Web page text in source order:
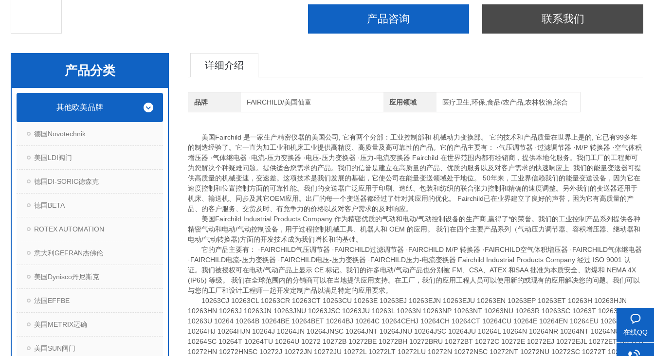
产品咨询 联系我们
产品分类
其他欧美品牌
德国Novotechnik
美国LDI阀门
德国DI-SORIC德森克
德国BETA
ROTEX AUTOMATION
意大利GEFRAN杰佛伦
美国Dynisco丹尼斯克
法国EFFBE
美国METRIX迈确
美国SUN阀门
详细介绍
品牌 FAIRCHILD/美国仙童 应用领域 医疗卫生,环保,食品/农产品,农林牧渔,综合
美国Fairchild 是一家生产精密仪器的美国公司, 它有两个分部：工业控制部和 机械动力变换部。 它的技术和产品质量在世界上是的, 它已有99多年
的制造经验了。它一直为加工业和机床工业提供高精度、高质量及高可靠性的产品。它的产品主要有： ·气压调节器 ·过滤调节器 ·M/P 转换器 ·空气体积
增压器 ·气体继电器 ·电流-压力变换器 ·电压-压力变换器 ·压力-电流变换器 Fairchild 在世界范围内都有经销商，提供本地化服务。我们工厂的工程师可
为您解决个种疑难问题。提供适合您需求的产品。我们的信誉是建立在高质量的产品、优质的服务以及对客户需求的快速响应上. 我们的能量变送器可提
供高质量的机械变速，变速差。这项技术是我们发展的基础，它使公司在能量变送领域处于地位。 50年来，工业界信赖我们的能量变送设备，因为它在
速度控制和位置控制方面的可靠性能。我们的变送器广泛应用于印刷、造纸、包装和纺织的联合张力控制和精确的速度调整。另外我们的变送器还用于
机床、输送机、同步及其它OEM应用。出厂的每一个变送器都经过了针对其应用的优化。 Fairchild已在业界建立了良好的声誉，困为它有高质量的产
品、的客户服务、交货及时、有竟争力的价格以及对客户需求的及时响应。
美国Fairchild Industrial Products Company 作为精密优质的气动和电动/气动控制设备的生产商,赢得了*的荣誉。我们的工业控制产品系列提供各种
精密气动和电动/气动控制设备，用于过程控制机械工具、机器人和 OEM 的应用。 我们在四个主要产品系列（气动压力调节器、容积增压器、继动器和
电动/气动转换器)方面的开发技术成为我们增长和的基础。
它的产品主要有： ·FAIRCHILD气压调节器 ·FAIRCHILD过滤调节器 ·FAIRCHILD M/P 转换器 ·FAIRCHILD空气体积增压器 ·FAIRCHILD气体继电器
·FAIRCHILD电流-压力变换器 ·FAIRCHILD电压-压力变换器 ·FAIRCHILD压力-电流变换器 Fairchild Industrial Products Company 经过 ISO 9001 认
证。我们被授权可在电动/气动产品上显示 CE 标记。我们的许多电动/气动产品也分别被 FM、CSA、ATEX 和SAA 批准为本质安全、防爆和 NEMA 4X
(IP65) 等级。 我们在全球范围内的分销商可以在当地提供应用支持。在工厂，我们的应用工程人员可以使用新的或现有的应用解决您的问题。我们可以
与您的工厂和设计工程师一起开发定制产品以满足特定的应用要求。
10263CJ 10263CL 10263CR 10263CT 10263CU 10263E 10263EJ 10263EJN 10263EJU 10263EN 10263EP 10263ET 10263H 10263HJN
10263HN 10263J 10263JN 10263JNU 10263JSC 10263JU 10263L 10263N 10263NP 10263NT 10263NU 10263R 10263SC 10263T 10263TU
10263U 10264 10264B 10264BE 10264BET 10264BJ 10264C 10264CEHJ 10264CH 10264CT 10264CU 10264E 10264EN 10264EU 10264H
10264HJ 10264HJN 10264J 10264JN 10264JNSC 10264JNT 10264JNU 10264JSC 10264JU 10264L 10264N 10264NR 10264NT 10264NU
10264SC 10264T 10264TU 10264U 10272 10272B 10272BE 10272BH 10272BRU 10272BT 10272C 10272E 10272EJ 10272EJL 10272ET 10272H
10272HN 10272HNSC 10272J 10272JN 10272JU 10272L 10272LT 10272LU 10272N 10272NSC 10272NT 10272NU 10272SC 10272T 10272U
在线QQ